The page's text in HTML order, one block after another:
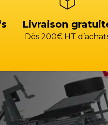
Livraison
Dès 200€ HT